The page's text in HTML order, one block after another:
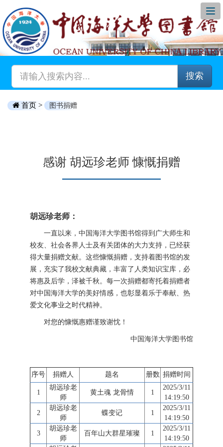
搜索
首页 > 图书捐赠
感谢 胡远珍老师 慷慨捐赠
胡远珍老师：
一直以来，中国海洋大学图书馆得到广大师生和
校友、社会各界人士及有关团体的大力支持，已经获
得大量捐赠文献。这些慷慨捐赠，支持着图书馆的发
展，充实了我校文献典藏，丰富了人类知识宝库，必
将惠及后学，泽被千秋。每一次捐赠都寄托着捐赠者
对中国海洋大学的美好情感，也彰显着乐于奉献、热
爱文化事业之时代精神。
对您的慷慨惠赠谨致谢忱！
中国海洋大学图书馆
序号 捐赠人 题名 册数 捐赠时间
1
胡远珍老
师
黄土魂 龙骨情 1
2025/3/11
14:19:50
2
胡远珍老
师
蝶变记 1
2025/3/11
14:19:50
3
胡远珍老
师
百年山大群星璀璨 1
2025/3/11
14:19:50